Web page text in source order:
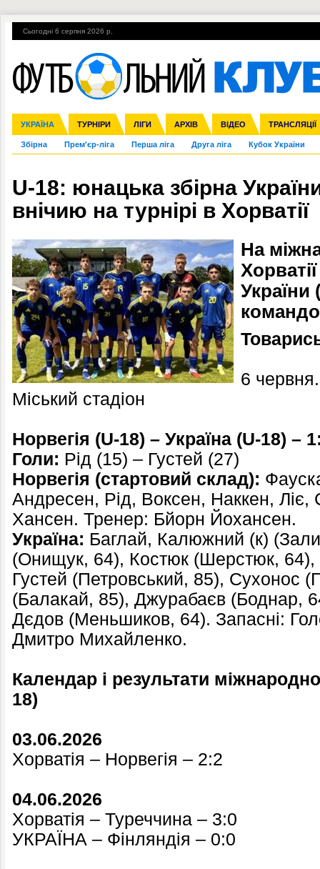
Сьогодні 6 серпня 2026 р.
УКРАЇНА ТУРНІРИ ЛІГИ АРХІВ ВІДЕО ТРАНСЛЯЦІЇ
Збірна Прем'єр-ліга Перша ліга Друга ліга Кубок України
Ліга чемпіонів Ліга Європи Міжнародні Ліга націй Ліга
Англія Іспанія Італія Німеччина Франція Інші
ЧС-2014 ЄВРО-2016 Росія Кубок конфедерацій ЧЄ-2015 (U-
Гарячі теми УПЛ, 1-й тур ВІЙНА УПЛ-ПЕРЕХОДИ
U-18: юнацька збірна
внічию на турнірі в Хорватії
На
України
6
Міський стадіон
Норвегія (U-18) – Україна (U-18) –
Голи: Рід (15) – Густей (27)
Норвегія (стартовий склад):
Андресен, Рід, Воксен, Наккен,
Хансен. Тренер: Бйорн Йохансен.
Україна: Баглай, Калюжний (к)
(Онищук, 64), Костюк (Шерстюк, 64),
Густей (Петровський, 85), Сухонос
(Балакай, 85), Джурабаєв (Боднар,
Дєдов (Меньшиков, 64). Запасні:
Дмитро Михайленко.
Календар і результати
18)
03.06.2026
Хорватія – Норвегія – 2:2
04.06.2026
Хорватія – Туреччина – 3:0
УКРАЇНА – Фінляндія – 0:0